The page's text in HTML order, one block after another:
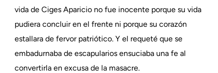
vida de Ciges Aparicio no fue inocente porque su vida
pudiera concluir en el frente ni porque su corazón
estallara de fervor patriótico. Y el requeté que se
embadurnaba de escapularios ensuciaba una fe al
convertirla en excusa de la masacre.